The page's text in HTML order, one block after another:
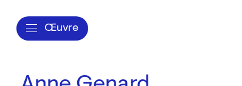
Œuvre